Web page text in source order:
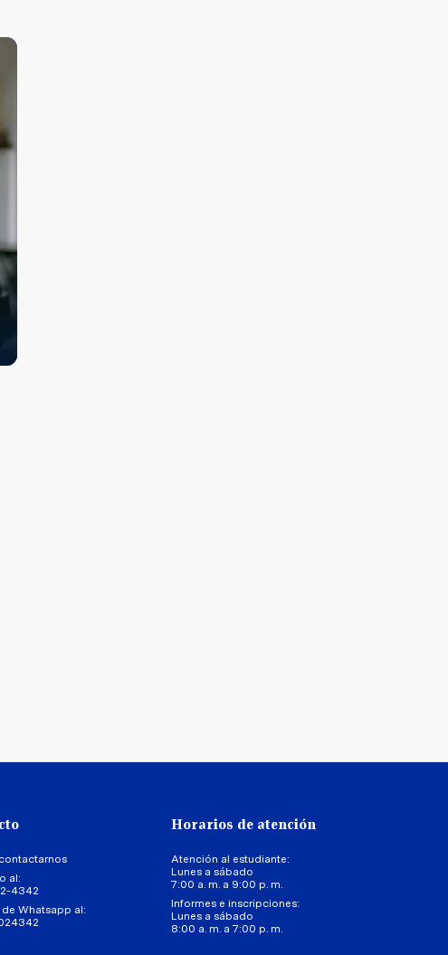
al:
4342
de Whatsapp al:
Horarios de atención
Atención al estudiante:
Lunes a sábado
7:00 a. m. a 9:00 p. m.
Informes e inscripciones:
Lunes a sábado
8:00 a. m. a 7:00 p. m.